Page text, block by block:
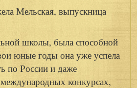
Мельская, выпускница
школы, была способной
юные годы она уже успела
по России и даже
международных конкурсах,